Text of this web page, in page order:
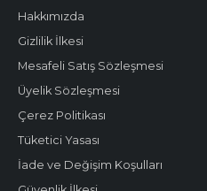
Hakkımızda
Gizlilik İlkesi
Mesafeli Satış Sözleşmesi
Üyelik Sözleşmesi
Çerez Politikası
Tüketici Yasası
İade ve Değişim Koşulları